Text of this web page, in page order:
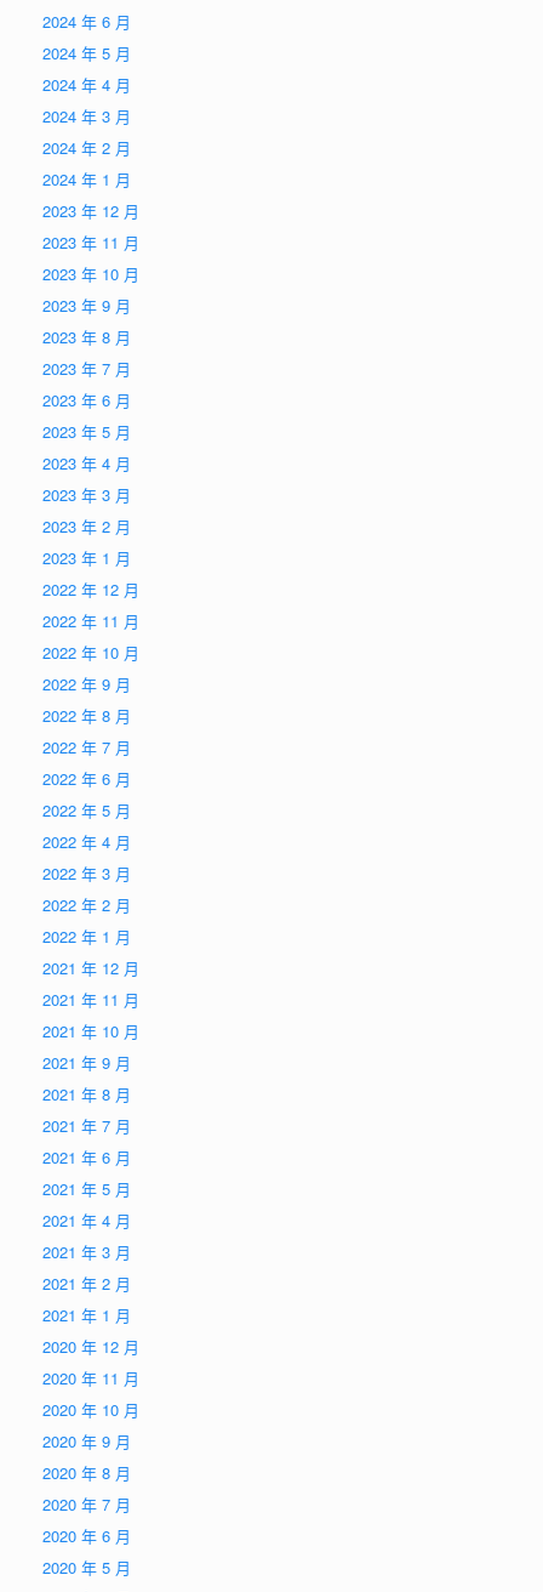
2024 年 6 月
2024 年 5 月
2024 年 4 月
2024 年 3 月
2024 年 2 月
2024 年 1 月
2023 年 12 月
2023 年 11 月
2023 年 10 月
2023 年 9 月
2023 年 8 月
2023 年 7 月
2023 年 6 月
2023 年 5 月
2023 年 4 月
2023 年 3 月
2023 年 2 月
2023 年 1 月
2022 年 12 月
2022 年 11 月
2022 年 10 月
2022 年 9 月
2022 年 8 月
2022 年 7 月
2022 年 6 月
2022 年 5 月
2022 年 4 月
2022 年 3 月
2022 年 2 月
2022 年 1 月
2021 年 12 月
2021 年 11 月
2021 年 10 月
2021 年 9 月
2021 年 8 月
2021 年 7 月
2021 年 6 月
2021 年 5 月
2021 年 4 月
2021 年 3 月
2021 年 2 月
2021 年 1 月
2020 年 12 月
2020 年 11 月
2020 年 10 月
2020 年 9 月
2020 年 8 月
2020 年 7 月
2020 年 6 月
2020 年 5 月